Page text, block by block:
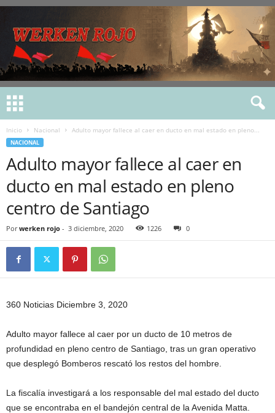
Inicio Nacional Adulto mayor fallece al caer en ducto en mal estado en pleno...
NACIONAL
Adulto mayor fallece al caer en
ducto en mal estado en pleno
centro de Santiago
Por werken rojo - 3 diciembre, 2020 1226 0
360 Noticias Diciembre 3, 2020
Adulto mayor fallece al caer por un ducto de 10 metros de
profundidad en pleno centro de Santiago, tras un gran operativo
que desplegó Bomberos rescató los restos del hombre.
La fiscalía investigará a los responsable del mal estado del ducto
que se encontraba en el bandejón central de la Avenida Matta.